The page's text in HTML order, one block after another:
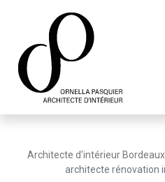
Architecte d'intérieur Bordeaux
architecte rénovation